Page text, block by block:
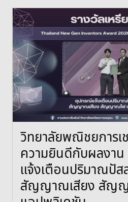
วิทยาลัยพณิชยการ
ความยินดีกับผลงาน
แจ้งเตือนปริมาณปัส
สัญญาณเสียง สัญญ